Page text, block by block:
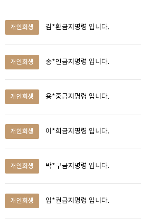
개인회생 김*환금지명령 입니다.
개인회생 송*인금지명령 입니다.
개인회생 용*중금지명령 입니다.
개인회생 이*희금지명령 입니다.
개인회생 박*구금지명령 입니다.
개인회생 임*권금지명령 입니다.